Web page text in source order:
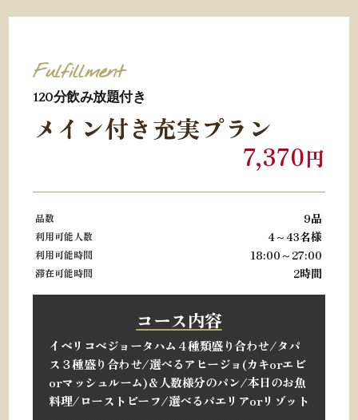
Fulfillment
120分飲み放題付き
メイン付き充実プラン
7,370円
品数 9品
利用可能人数 4～43名様
利用可能時間 18:00～27:00
滞在可能時間 2時間
コース内容
イベリコベジョータハム４種類盛り合わせ/タパ
ス３種盛り合わせ/選べるアヒージョ (カキorエビ
orマッシュルーム)＆人数様分のパン/本日のお魚
料理/ローストビーフ/選べるパエリアorリゾット